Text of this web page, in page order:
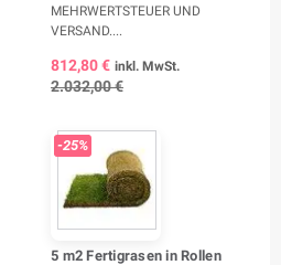
MEHRWERTSTEUER UND
VERSAND....
812,80 € inkl. MwSt.
2.032,00 €
-25%
5 m2 Fertigrasen in Rollen